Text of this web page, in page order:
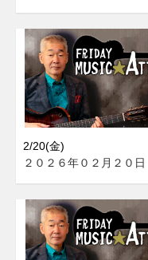
2/20(金)
２０２６年０２月２０日